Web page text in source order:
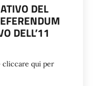
DEL
DELL’11
qui per